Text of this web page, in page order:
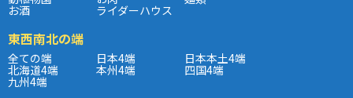
お酒 ライダーハウス
東西南北の端
全ての端 日本4端 日本本土4端
北海道4端 本州4端 四国4端
九州4端